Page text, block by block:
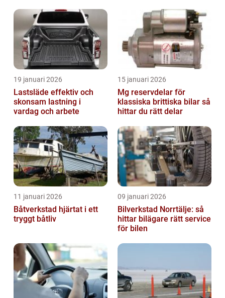
19 januari 2026
Lastsläde effektiv och
skonsam lastning i
vardag och arbete
15 januari 2026
Mg reservdelar för
klassiska brittiska bilar så
hittar du rätt delar
11 januari 2026
Båtverkstad hjärtat i ett
tryggt båtliv
09 januari 2026
Bilverkstad Norrtälje: så
hittar bilägare rätt service
för bilen